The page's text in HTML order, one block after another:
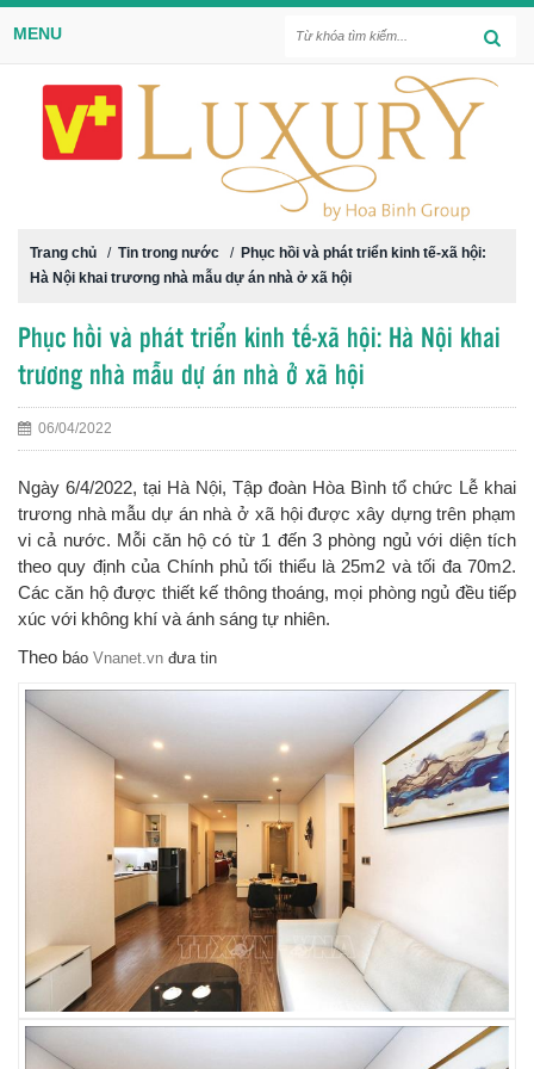
MENU
Trang chủ / Tin trong nước / Phục hồi và phát triển kinh tế-xã hội:
Hà Nội khai trương nhà mẫu dự án nhà ở xã hội
Phục hồi và phát triển kinh tế-xã hội: Hà Nội khai
trương nhà mẫu dự án nhà ở xã hội
06/04/2022
Ngày 6/4/2022, tại Hà Nội, Tập đoàn Hòa Bình tổ chức Lễ khai
trương nhà mẫu dự án nhà ở xã hội được xây dựng trên phạm
vi cả nước. Mỗi căn hộ có từ 1 đến 3 phòng ngủ với diện tích
theo quy định của Chính phủ tối thiểu là 25m2 và tối đa 70m2.
Các căn hộ được thiết kế thông thoáng, mọi phòng ngủ đều tiếp
xúc với không khí và ánh sáng tự nhiên.
Theo báo Vnanet.vn đưa tin